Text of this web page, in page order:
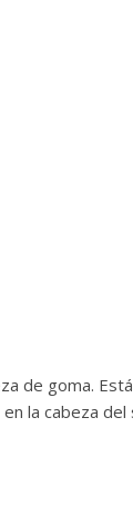
de goma.
la cabeza del